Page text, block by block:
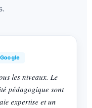
les niveaux. Le
pédagogique sont
expertise et un